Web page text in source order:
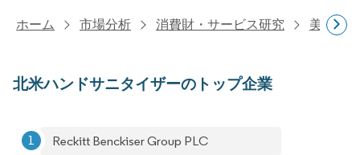
ホーム 市場分析 消費財・サービス研究 美容・
北米ハンドサニタイザーのトップ企業
Reckitt Benckiser Group PLC